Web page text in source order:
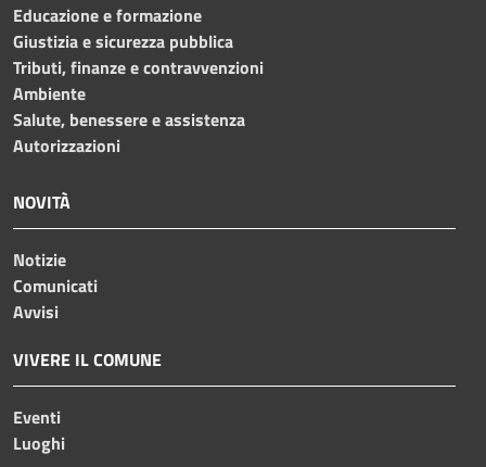
Educazione e formazione
Giustizia e sicurezza pubblica
Tributi, finanze e contravvenzioni
Ambiente
Salute, benessere e assistenza
Autorizzazioni
NOVITÀ
Notizie
Comunicati
Avvisi
VIVERE IL COMUNE
Eventi
Luoghi